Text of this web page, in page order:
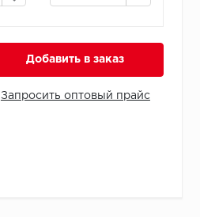
Добавить в заказ
Запросить оптовый прайс